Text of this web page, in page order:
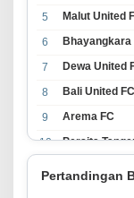
5
Malut United
6
Bhayangkara
7
Dewa United
8
Bali United FC
9
Arema FC
10
Persita
Pertandingan